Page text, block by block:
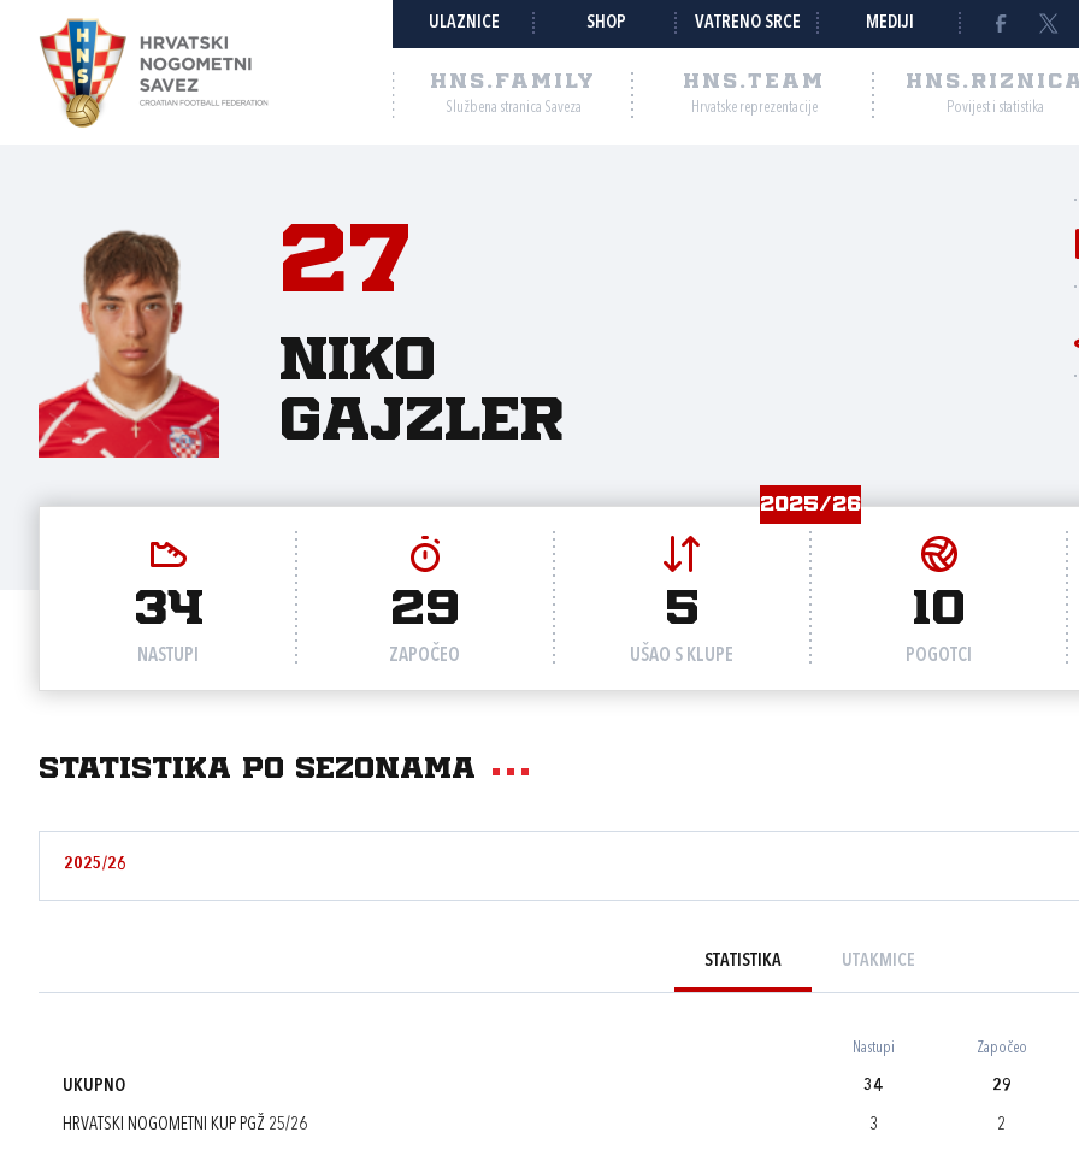
ULAZNICE SHOP VATRENO SRCE MEDIJI
HNS.FAMILY
Službena stranica Saveza
HNS.TEAM
Hrvatske reprezentacije Povijest i statistika
27
Niko
Gajzler
2025/26
34
NASTUPI
29
ZAPOČEO
5
UŠAO S KLUPE
10
POGOTCI
Statistika po sezonama
2025/26
STATISTIKA UTAKMICE
Nastupi Započeo
UKUPNO 34 29
HRVATSKI NOGOMETNI KUP PGŽ 25/26 3 2